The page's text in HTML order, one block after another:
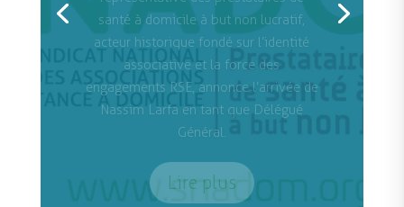
Tessonnier a été élue à la présidence du
Pividori, dans le cadre du
Lire plus